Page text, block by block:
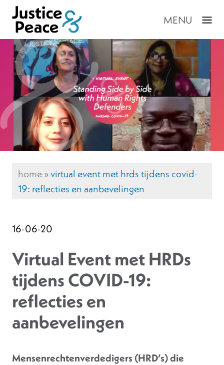
MENU
home»virtual event met hrds tijdens covid-
19: reflecties en aanbevelingen
16-06-20
Virtual Event met HRDs
tijdens COVID-19:
reflecties en
aanbevelingen
Mensenrechtenverdedigers (HRD’s) die